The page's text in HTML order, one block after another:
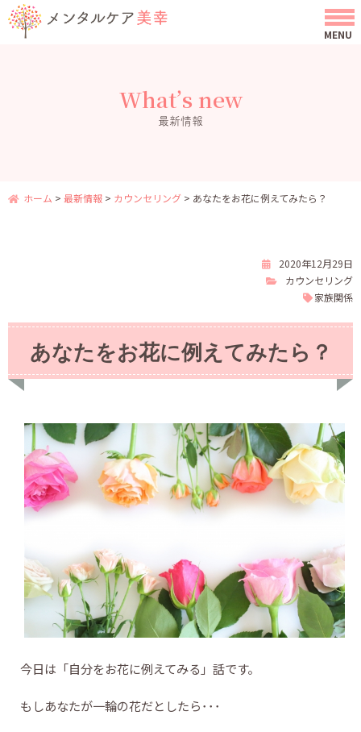
What’s new
最新情報
ホーム > 最新情報 > カウンセリング > あなたをお花に例えてみたら？
2020年12月29日
カウンセリング
家族関係
あなたをお花に例えてみたら？
今日は「自分をお花に例えてみる」話です。
もしあなたが一輪の花だとしたら･･･